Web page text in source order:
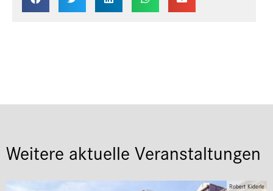
Weitere aktuelle Veranstaltungen
Robert Kiderle